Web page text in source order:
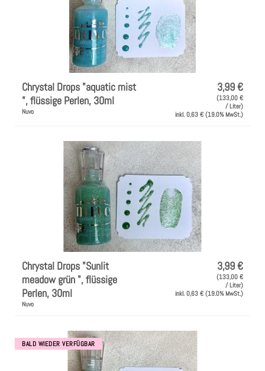
Chrystal Drops "aquatic mist
", flüssige Perlen, 30ml
Nuvo
3,99 €
(133,00 €
/ Liter)
inkl. 0,63 € (19.0% MwSt.)
Chrystal Drops "Sunlit
meadow grün ", flüssige
Perlen, 30ml
Nuvo
3,99 €
(133,00 €
/ Liter)
inkl. 0,63 € (19.0% MwSt.)
BALD WIEDER VERFÜGBAR